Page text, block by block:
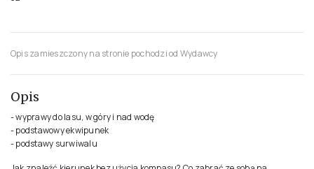
Opis zamieszczony na stronie pochodzi od Wydawcy
Opis
- wyprawy do lasu, w góry i nad wodę
- podstawowy ekwipunek
- podstawy surwiwalu